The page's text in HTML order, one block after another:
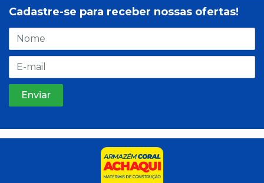
Cadastre-se para receber nossas ofertas!